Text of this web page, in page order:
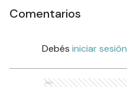
Comentarios
Debés iniciar sesión
Ads